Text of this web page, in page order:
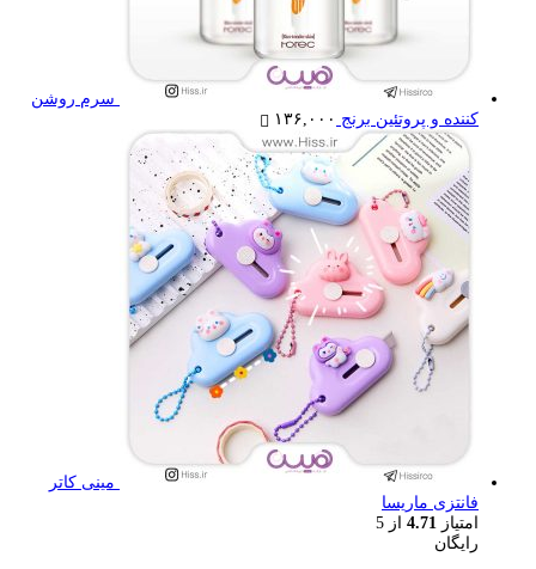
سرم روشن
کننده و پروتئین برنج ۱۳۶,۰۰۰
مینی کاتر
فانتزی ماریسا
امتیاز
4.71 از 5
رایگان